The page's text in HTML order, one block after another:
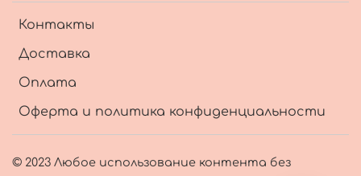
Контакты
Доставка
Оплата
Оферта и политика конфиденциальности
© 2023 Любое использование контента без